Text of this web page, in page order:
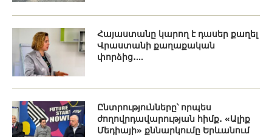
Հայաստանը կարող է դասեր քաղել
Վրաստանի քաղաքական
փորձից․...
Ընտրությունները՝ որպես
ժողովրդավարության հիմք․ «Ալիք
Մեդիայի» քննարկումը Երևանում